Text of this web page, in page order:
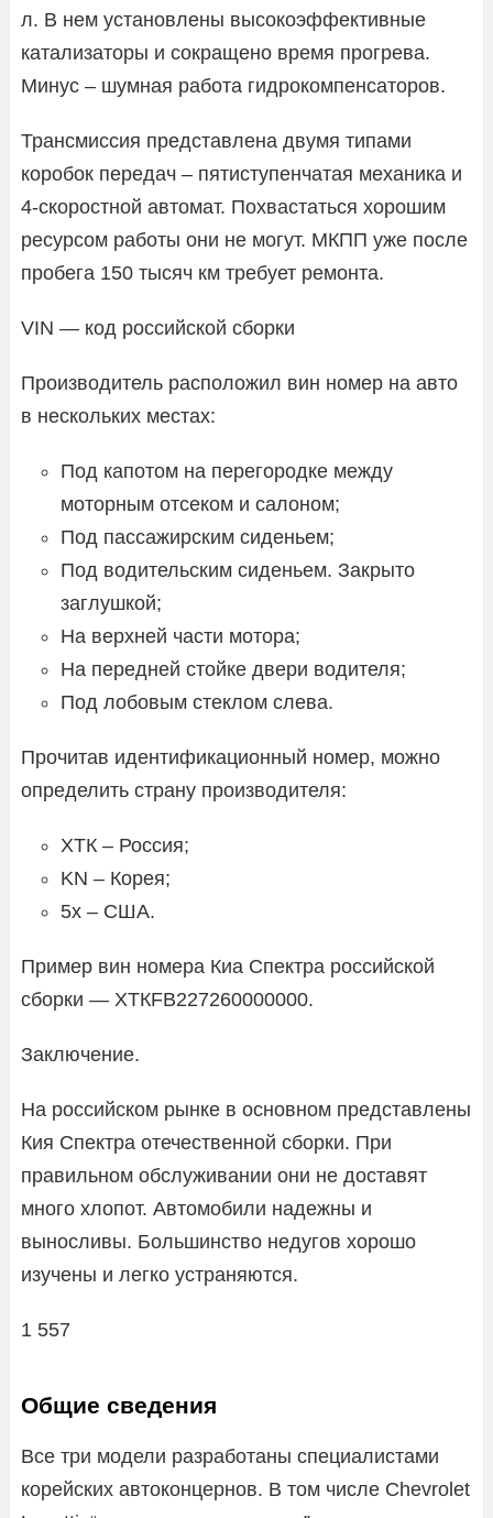
л. В нем установлены высокоэффективные
катализаторы и сокращено время прогрева.
Минус – шумная работа гидрокомпенсаторов.
Трансмиссия представлена двумя типами
коробок передач – пятиступенчатая механика и
4-скоростной автомат. Похвастаться хорошим
ресурсом работы они не могут. МКПП уже после
пробега 150 тысяч км требует ремонта.
VIN — код российской сборки
Производитель расположил вин номер на авто
в нескольких местах:
Под капотом на перегородке между
моторным отсеком и салоном;
Под пассажирским сиденьем;
Под водительским сиденьем. Закрыто
заглушкой;
На верхней части мотора;
На передней стойке двери водителя;
Под лобовым стеклом слева.
Прочитав идентификационный номер, можно
определить страну производителя:
ХТК – Россия;
KN – Корея;
5х – США.
Пример вин номера Киа Спектра российской
сборки — ХТКFВ227260000000.
Заключение.
На российском рынке в основном представлены
Кия Спектра отечественной сборки. При
правильном обслуживании они не доставят
много хлопот. Автомобили надежны и
выносливы. Большинство недугов хорошо
изучены и легко устраняются.
1 557
Общие сведения
Все три модели разработаны специалистами
корейских автоконцернов. В том числе Chevrolet